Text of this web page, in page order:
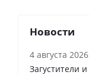
Новости
4 августа 2026
Загустители и